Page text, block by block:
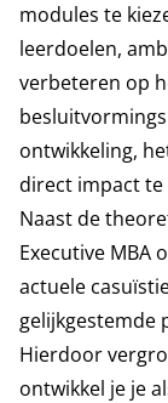
modules te
leerdoelen,
verbeteren op
ontwikkeling,
direct impact te
Naast de
Executive MBA
actuele
gelijkgestemde
Hierdoor
ontwikkel je je